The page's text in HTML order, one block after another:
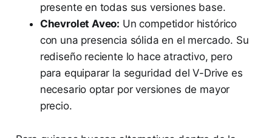
presente en todas sus versiones base.
Chevrolet Aveo: Un competidor histórico
con una presencia sólida en el mercado. Su
rediseño reciente lo hace atractivo, pero
para equiparar la seguridad del V-Drive es
necesario optar por versiones de mayor
precio.